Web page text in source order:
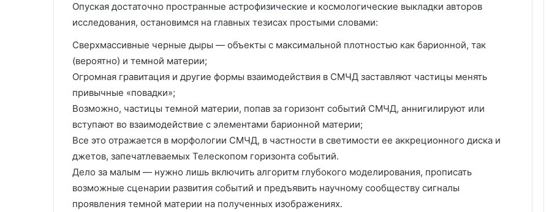
Опуская достаточно пространные астрофизические и космологические выкладки авторов
исследования, остановимся на главных тезисах простыми словами:
Сверхмассивные черные дыры — объекты с максимальной плотностью как барионной, так
(вероятно) и темной материи;
Огромная гравитация и другие формы взаимодействия в СМЧД заставляют частицы менять
привычные «повадки»;
Возможно, частицы темной материи, попав за горизонт событий СМЧД, аннигилируют или
вступают во взаимодействие с элементами барионной материи;
Все это отражается в морфологии СМЧД, в частности в светимости ее аккреционного диска и
джетов, запечатлеваемых Телескопом горизонта событий.
Дело за малым — нужно лишь включить алгоритм глубокого моделирования, прописать
возможные сценарии развития событий и предъявить научному сообществу сигналы
проявления темной материи на полученных изображениях.